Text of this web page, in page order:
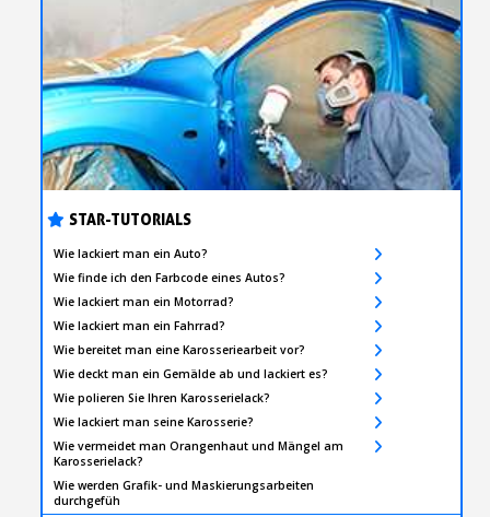
STAR-TUTORIALS
Wie lackiert man ein Auto?
Wie finde ich den Farbcode eines Autos?
Wie lackiert man ein Motorrad?
Wie lackiert man ein Fahrrad?
Wie bereitet man eine Karosseriearbeit vor?
Wie deckt man ein Gemälde ab und lackiert es?
Wie polieren Sie Ihren Karosserielack?
Wie lackiert man seine Karosserie?
Wie vermeidet man Orangenhaut und Mängel am
Karosserielack?
Wie werden Grafik- und Maskierungsarbeiten
durchgefüh